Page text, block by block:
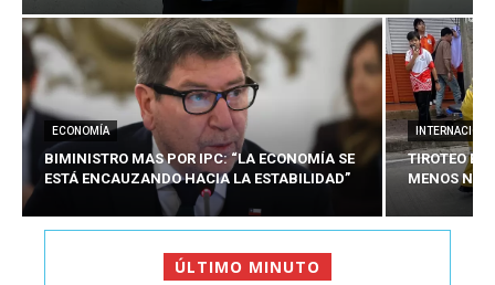
ECONOMÍA
BIMINISTRO MAS POR IPC: “LA ECONOMÍA SE
ESTÁ ENCAUZANDO HACIA LA ESTABILIDAD”
TIROTEO
MENOS
ÚLTIMO MINUTO